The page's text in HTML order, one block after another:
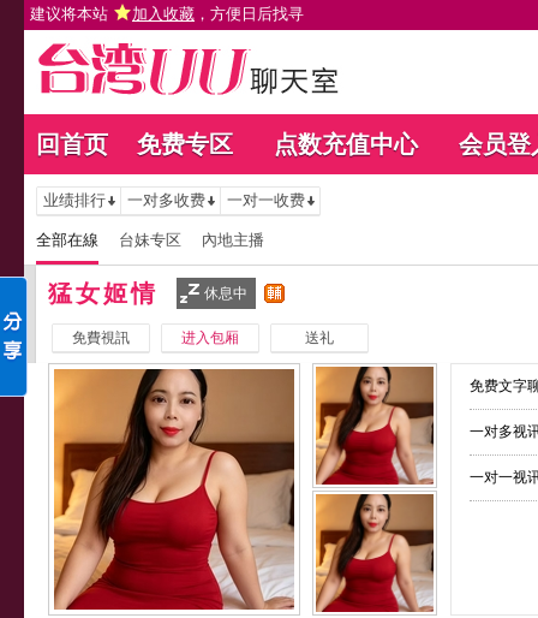
建议将本站 加入收藏 ，方便日后找寻
回首页 免费专区 点数充值中心 会员登
业绩排行 一对多收费 一对一收费
全部在線 台妹专区 內地主播
猛女姬情 休息中
免費視訊 进入包厢 送礼
免费文字
一对多视
一对一视